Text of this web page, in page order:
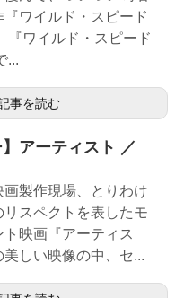
『ワイルド・スピード
『ワイルド・スピード
...
事を読む
】アーティスト ／
製作現場、とりわけ
スペクトを表したモ
ト映画『アーティス
美しい映像の中、セ...